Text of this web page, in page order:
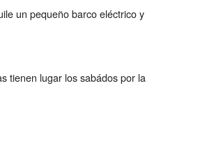
un pequeño barco eléctrico y
tienen lugar los sabádos por la